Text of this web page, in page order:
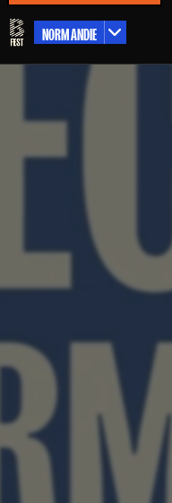
NORMANDIE